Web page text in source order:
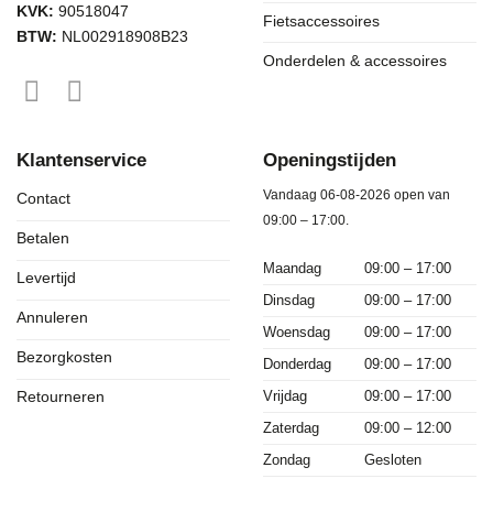
KVK: 90518047
BTW: NL002918908B23
Fietsaccessoires
Onderdelen & accessoires
Klantenservice
Contact
Betalen
Levertijd
Annuleren
Bezorgkosten
Retourneren
Openingstijden
Vandaag 06-08-2026 open van
09:00 – 17:00.
Maandag
09:00 – 17:00
Dinsdag
09:00 – 17:00
Woensdag
09:00 – 17:00
Donderdag
09:00 – 17:00
Vrijdag
09:00 – 17:00
Zaterdag
09:00 – 12:00
Zondag
Gesloten